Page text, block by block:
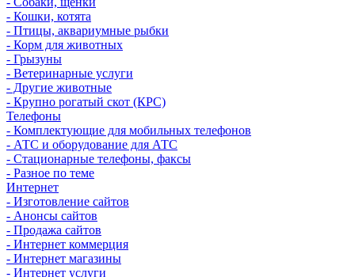
- Кошки, котята
- Птицы, аквариумные рыбки
- Корм для животных
- Грызуны
- Ветеринарные услуги
- Другие животные
- Крупно рогатый скот (КРС)
Телефоны
- Комплектующие для мобильных телефонов
- АТС и оборудование для АТС
- Стационарные телефоны, факсы
- Разное по теме
Интернет
- Изготовление сайтов
- Анонсы сайтов
- Продажа сайтов
- Интернет коммерция
- Интернет магазины
- Интернет услуги